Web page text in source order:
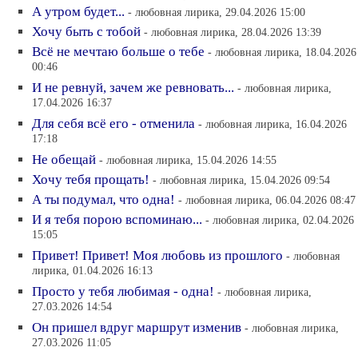
А утром будет... - любовная лирика, 29.04.2026 15:00
Хочу быть с тобой - любовная лирика, 28.04.2026 13:39
Всё не мечтаю больше о тебе - любовная лирика, 18.04.2026
00:46
И не ревнуй, зачем же ревновать... - любовная лирика,
17.04.2026 16:37
Для себя всё его - отменила - любовная лирика, 16.04.2026
17:18
Не обещай - любовная лирика, 15.04.2026 14:55
Хочу тебя прощать! - любовная лирика, 15.04.2026 09:54
А ты подумал, что одна! - любовная лирика, 06.04.2026 08:47
И я тебя порою вспоминаю... - любовная лирика, 02.04.2026
15:05
Привет! Привет! Моя любовь из прошлого - любовная
лирика, 01.04.2026 16:13
Просто у тебя любимая - одна! - любовная лирика,
27.03.2026 14:54
Он пришел вдруг маршрут изменив - любовная лирика,
27.03.2026 11:05